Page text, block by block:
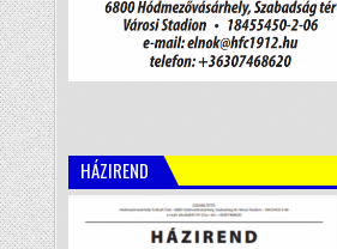
HÁZIREND